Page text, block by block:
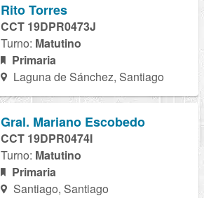
Rito Torres
CCT 19DPR0473J
Turno: Matutino
Primaria
Laguna de Sánchez, Santiago
Gral. Mariano Escobedo
CCT 19DPR0474I
Turno: Matutino
Primaria
Santiago, Santiago